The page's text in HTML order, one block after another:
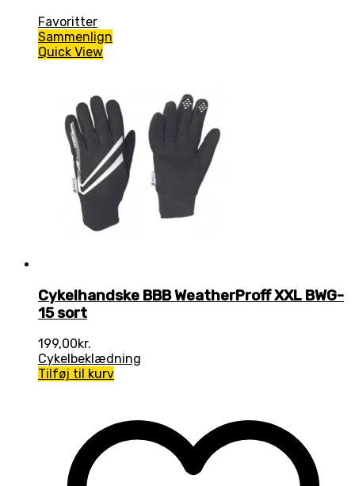
Favoritter
Sammenlign
Quick View
Cykelhandske BBB WeatherProff XXL BWG-
15 sort
199,00kr.
Cykelbeklædning
Tilføj til kurv